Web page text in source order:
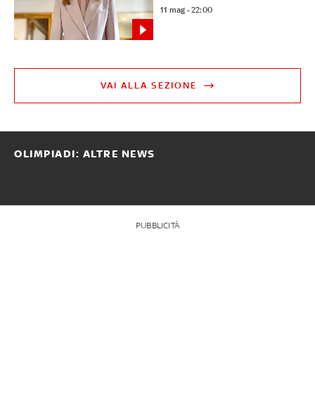
11 mag - 22:00
VAI ALLA SEZIONE
OLIMPIADI: ALTRE NEWS
PUBBLICITÀ